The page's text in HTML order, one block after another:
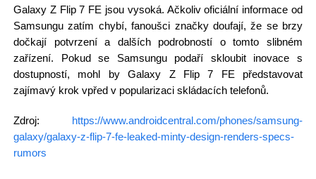
Galaxy Z Flip 7 FE jsou vysoká. Ačkoliv oficiální informace od
Samsungu zatím chybí, fanoušci značky doufají, že se brzy
dočkají potvrzení a dalších podrobností o tomto slibném
zařízení. Pokud se Samsungu podaří skloubit inovace s
dostupností, mohl by Galaxy Z Flip 7 FE představovat
zajímavý krok vpřed v popularizaci skládacích telefonů.
Zdroj: https://www.androidcentral.com/phones/samsung-
galaxy/galaxy-z-flip-7-fe-leaked-minty-design-renders-specs-
rumors